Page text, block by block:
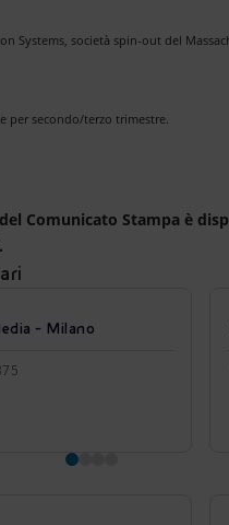
Systems, società spin-out del
per secondo/terzo trimestre.
Comunicato Stampa è
- Milano